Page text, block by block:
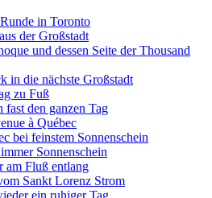
in Toronto
der Großstadt
und dessen Seite der Thousand
in die nächste Großstadt
zu Fuß
fast den ganzen Tag
à Québec
bei feinstem Sonnenschein
Sonnenschein
am Fluß entlang
Sankt Lorenz Strom
ein ruhiger Tag